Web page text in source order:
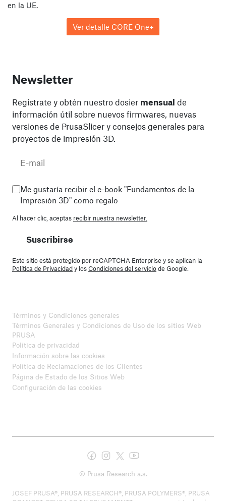
en la UE.
Ver detalle CORE One+
Newsletter
Regístrate y obtén nuestro dosier mensual de
información útil sobre nuevos firmwares, nuevas
versiones de PrusaSlicer y consejos generales para
proyectos de impresión 3D.
Me gustaría recibir el e-book "Fundamentos de la
Impresión 3D" como regalo
Al hacer clic, aceptas recibir nuestra newsletter.
Suscribirse
Este sitio está protegido por reCAPTCHA Enterprise y se aplican la
Política de Privacidady losCondiciones del serviciode Google.
Términos y Condiciones generales
Términos Generales y Condiciones de Uso de los sitios Web
PRUSA
Política de privacidad
Información sobre las cookies
Política de Reclamaciones de los Clientes
Página de Estado de los Sitios Web
Configuración de las cookies
© Prusa Research a.s.
JOSEF PRUSA®, PRUSA RESEARCH®, PRUSA POLYMERS®, PRUSA